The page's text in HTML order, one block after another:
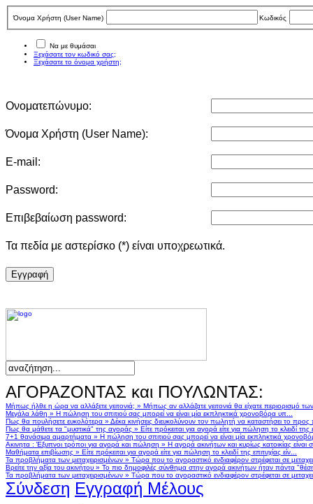
Όνομα Χρήστη (User Νame) Κωδικός
Να με θυμάσαι
Ξεχάσατε τον κωδικό σας;
Ξεχάσατε το όνομα χρήστη;
Ονοματεπώνυμο:
Όνομα Χρήστη (User Νame):
E-mail:
Password:
Επιβεβαίωση password:
Τα πεδία με αστερίσκο (*) είναι υποχρεωτικά.
Eγγραφή
ΑΓΟΡΑΖΟΝΤΑΣ και ΠΟΥΛΩΝΤΑΣ:
Μήπως ήλθε η ώρα να αλλάξετε γειτονιά; » Μήπως αν αλλάζατε γειτονιά θα είχατε περιορισμό
Μεγάλα λάθη » Η πώληση του σπιτιού σας μπορεί να είναι μία εκπληκτικά χρονοβόρα υπ...
Πως θα πουλήσετε ευκολότερα » Δέκα κινήσεις διευκολύνουν τον πωλητή να καταστήσει το
Πως θα μάθετε τα "μυστικά" της αγοράς » Είτε πρόκειται για αγορά είτε για πώληση το κλειδί της
7+1 θανάσιμα αμαρτήματα » Η πώληση του σπιτιού σας μπορεί να είναι μία εκπληκτικά
Ακινητα : Έξυπνοι τρόποι για αγορά και πώληση » Η αγορά ακινήτων και κυρίως κατοικίας
Μαθήματα επιβίωσης » Είτε πρόκειται για αγορά είτε για πώληση το κλειδί της επιτυχίας είν...
Τα προβλήματα των μεταχειρισμένων » Τώρα που το αγοραστικό ενδιαφέρον στρέφεται σε
Βρείτε την αξία του ακινήτου » Το πιο δημοφιλές σύνθημα στην αγορά ακινήτων ήταν πάντα
Τα προβλήματα των μεταχειρισμένων » Τώρα που το αγοραστικό ενδιαφέρον στρέφεται σε
Σύνδεση Εγγραφή Μέλους